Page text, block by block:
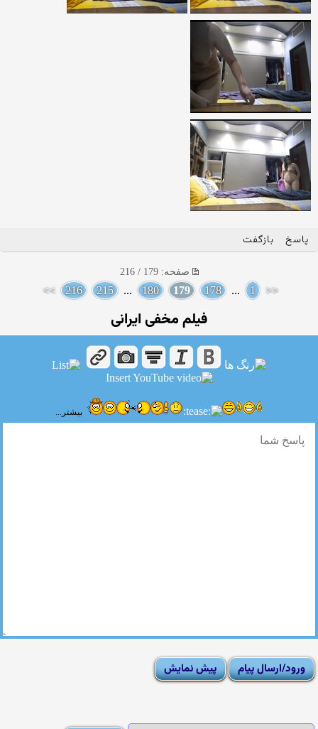
پاسخ بازگفت
صفحه: 179 / 216
<<
1
...
178
179
180
...
215
216
>>
فیلم مخفی ایرانی
بیشتر...